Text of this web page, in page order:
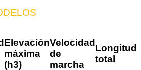
Elevación
máxima
(h3)
Velocidad
de
marcha
Longitud
total